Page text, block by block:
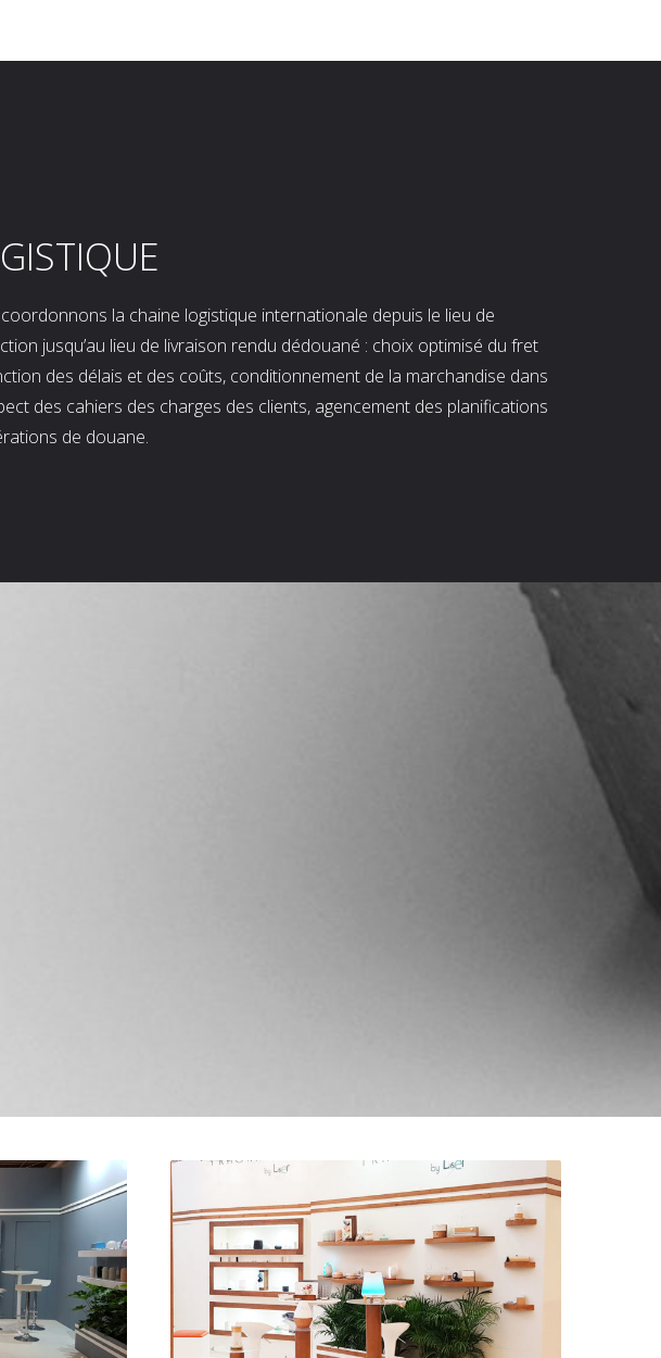
la chaine logistique internationale depuis le lieu de
jusqu’au lieu de livraison rendu dédouané : choix optimisé du fret
des délais et des coûts, conditionnement de la marchandise dans
des cahiers des charges des clients, agencement des planifications
de douane.